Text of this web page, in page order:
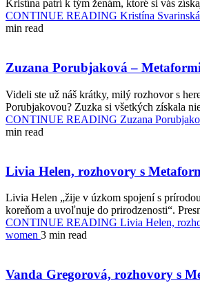
Kristína patrí k tým ženám, ktoré si vás
CONTINUE READING Kristína
min read
Zuzana Porubjaková –
Videli ste už náš krátky, milý rozhovor s
Porubjakovou? Zuzka si všetkých získala
CONTINUE READING Zuzana
min read
Livia Helen, rozhovory s
Livia Helen „žije v úzkom spojení s
koreňom a uvoľnuje do prirodzenosti“.
CONTINUE READING Livia Helen,
women 3 min read
Vanda Gregorová, rozhovory s